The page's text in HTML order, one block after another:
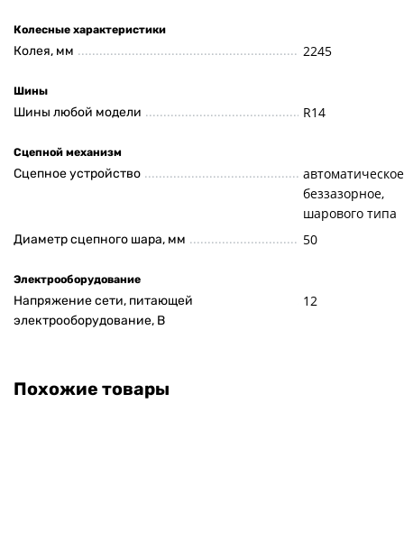
Колесные характеристики
Колея, мм 2245
Шины
Шины любой модели R14
Сцепной механизм
Сцепное устройство
беззазорное,
шарового типа
Диаметр сцепного шара, мм 50
Электрооборудование
Напряжение сети, питающей
электрооборудование, В
12
Похожие товары